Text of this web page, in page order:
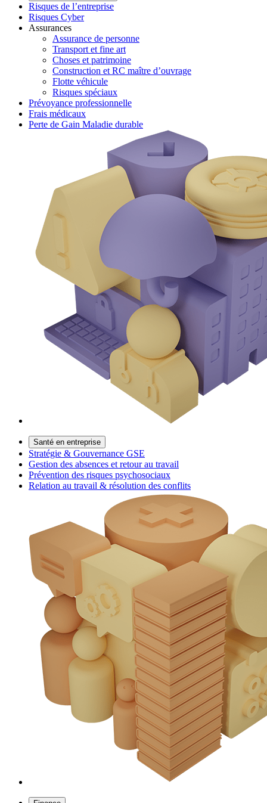
Risques de l’entreprise
Risques Cyber
Assurances
Assurance de personne
Transport et fine art
Choses et patrimoine
Construction et RC maître d’ouvrage
Flotte véhicule
Risques spéciaux
Prévoyance professionnelle
Frais médicaux
Perte de Gain Maladie durable
Santé en entreprise
Stratégie & Gouvernance GSE
Gestion des absences et retour au travail
Prévention des risques psychosociaux
Relation au travail & résolution des conflits